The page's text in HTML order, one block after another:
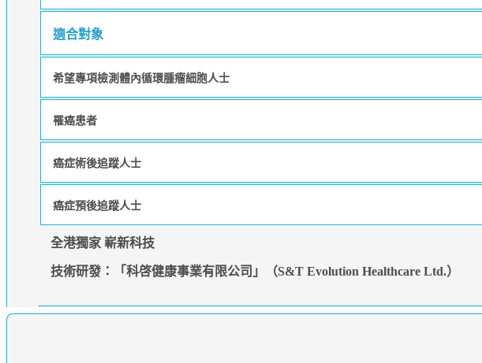
適合對象
希望專項檢測體內循環腫瘤細胞人士
罹癌患者
癌症術後追蹤人士
癌症預後追蹤人士
全港獨家 嶄新科技
技術研發：「科啓健康事業有限公司」（S&T Evolution Healthcare Ltd.）